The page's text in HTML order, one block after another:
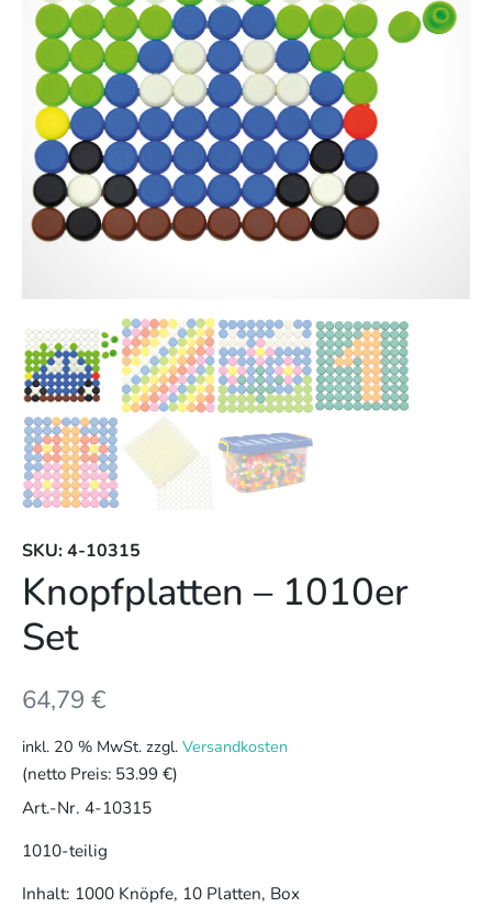
SKU: 4-10315
Knopfplatten – 1010er
Set
64,79 €
inkl. 20 % MwSt. zzgl. Versandkosten
(netto Preis: 53.99 €)
Art.-Nr. 4-10315
1010-teilig
Inhalt: 1000 Knöpfe, 10 Platten, Box